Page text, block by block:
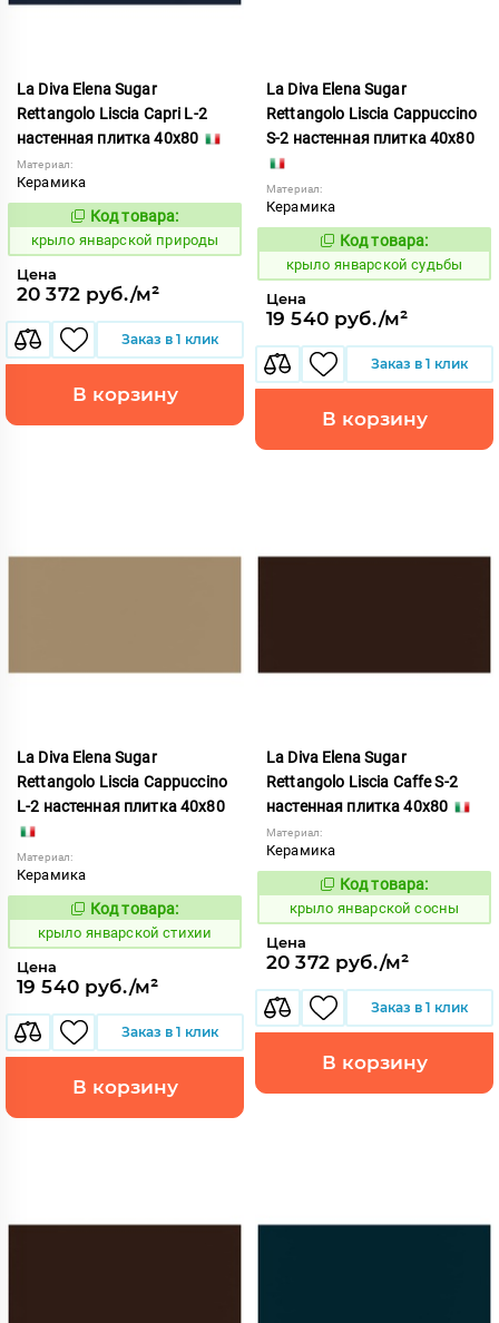
La Diva Elena Sugar
Rettangolo Liscia Capri L-2
настенная плитка 40x80
Материал:
Керамика
843475
Код товара:
крыло январской природы
Цена
20 372 руб./м²
Заказ в 1 клик
В корзину
La Diva Elena Sugar
Rettangolo Liscia Cappuccino
S-2 настенная плитка 40x80
Материал:
Керамика
843474
Код товара:
крыло январской судьбы
Цена
19 540 руб./м²
Заказ в 1 клик
В корзину
La Diva Elena Sugar
Rettangolo Liscia Cappuccino
L-2 настенная плитка 40x80
Материал:
Керамика
843473
Код товара:
крыло январской стихии
Цена
19 540 руб./м²
Заказ в 1 клик
В корзину
La Diva Elena Sugar
Rettangolo Liscia Caffe S-2
настенная плитка 40x80
Материал:
Керамика
843472
Код товара:
крыло январской сосны
Цена
20 372 руб./м²
Заказ в 1 клик
В корзину